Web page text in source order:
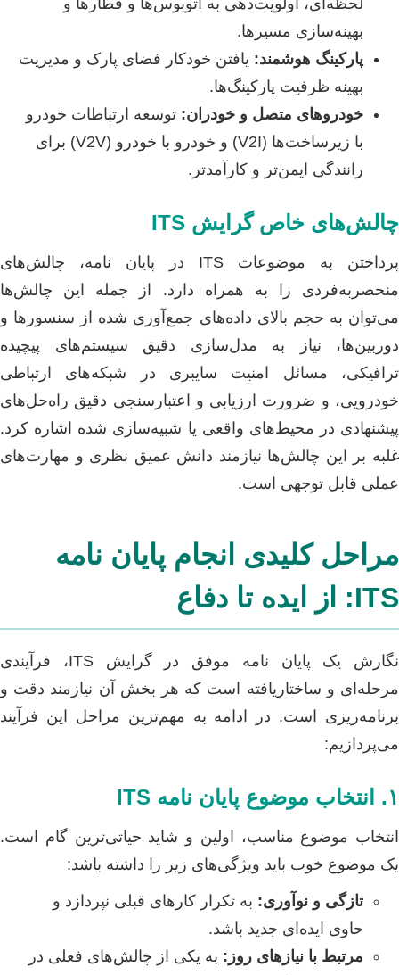
لحظه‌ای، اولویت‌دهی به اتوبوس‌ها و قطارها و
بهینه‌سازی مسیرها.
پارکینگ هوشمند: یافتن خودکار فضای پارک و مدیریت
بهینه ظرفیت پارکینگ‌ها.
خودروهای متصل و خودران: توسعه ارتباطات خودرو
با زیرساخت‌ها (V2I) و خودرو با خودرو (V2V) برای
رانندگی ایمن‌تر و کارآمدتر.
چالش‌های خاص گرایش ITS
پرداختن به موضوعات ITS در پایان نامه، چالش‌های
منحصربه‌فردی را به همراه دارد. از جمله این چالش‌ها
می‌توان به حجم بالای داده‌های جمع‌آوری شده از سنسورها و
دوربین‌ها، نیاز به مدل‌سازی دقیق سیستم‌های پیچیده
ترافیکی، مسائل امنیت سایبری در شبکه‌های ارتباطی
خودرویی، و ضرورت ارزیابی و اعتبارسنجی دقیق راه‌حل‌های
پیشنهادی در محیط‌های واقعی یا شبیه‌سازی شده اشاره کرد.
غلبه بر این چالش‌ها نیازمند دانش عمیق نظری و مهارت‌های
عملی قابل توجهی است.
مراحل کلیدی انجام پایان نامه
ITS: از ایده تا دفاع
نگارش یک پایان نامه موفق در گرایش ITS، فرآیندی
مرحله‌ای و ساختاریافته است که هر بخش آن نیازمند دقت و
برنامه‌ریزی است. در ادامه به مهم‌ترین مراحل این فرآیند
می‌پردازیم:
۱. انتخاب موضوع پایان نامه ITS
انتخاب موضوع مناسب، اولین و شاید حیاتی‌ترین گام است.
یک موضوع خوب باید ویژگی‌های زیر را داشته باشد:
تازگی و نوآوری: به تکرار کارهای قبلی نپردازد و
حاوی ایده‌ای جدید باشد.
مرتبط با نیازهای روز: به یکی از چالش‌های فعلی در